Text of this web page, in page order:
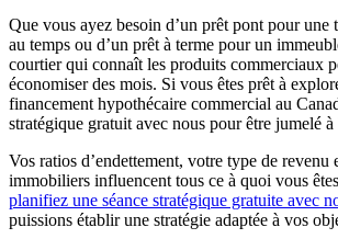
Que vous ayez besoin d’un prêt pont pour une
au temps ou d’un prêt à terme pour un
courtier qui connaît les produits commerciaux
économiser des mois. Si vous êtes prêt à
financement hypothécaire commercial au
stratégique gratuit avec nous pour être jumelé
Vos ratios d’endettement, votre type de revenu
immobiliers influencent tous ce à quoi vous
planifiez une séance stratégique gratuite avec
puissions établir une stratégie adaptée à vos